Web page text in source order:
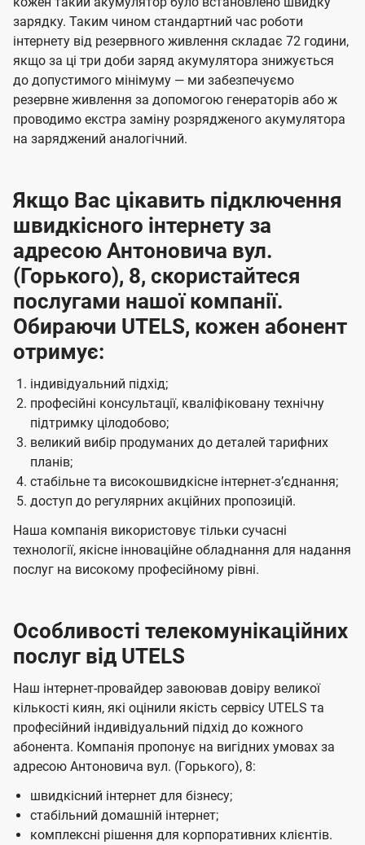
зарядку. Таким чином стандартний час роботи
інтернету від резервного живлення складає 72 години,
якщо за ці три доби заряд акумулятора знижується
до допустимого мінімуму — ми забезпечуємо
резервне живлення за допомогою генераторів або ж
проводимо екстра заміну розрядженого акумулятора
на заряджений аналогічний.
Якщо Вас цікавить підключення
швидкісного інтернету за
адресою Антоновича вул.
(Горького), 8, скористайтеся
послугами нашої компанії.
Обираючи UTELS, кожен абонент
отримує:
індивідуальний підхід;
професійні консультації, кваліфіковану технічну
підтримку цілодобово;
великий вибір продуманих до деталей тарифних
планів;
стабільне та високошвидкісне інтернет-зʼєднання;
доступ до регулярних акційних пропозицій.
Наша компанія використовує тільки сучасні
технології, якісне інноваційне обладнання для надання
послуг на високому професійному рівні.
Особливості телекомунікаційних
послуг від UTELS
Наш інтернет-провайдер завоював довіру великої
кількості киян, які оцінили якість сервісу UTELS та
професійний індивідуальний підхід до кожного
абонента. Компанія пропонує на вигідних умовах за
адресою Антоновича вул. (Горького), 8:
швидкісний інтернет для бізнесу;
стабільний домашній інтернет;
комплексні рішення для корпоративних клієнтів.